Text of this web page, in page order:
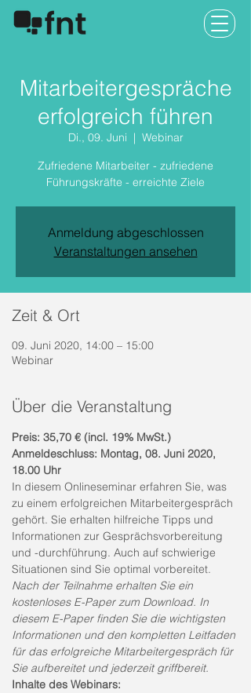
Mitarbeitergespräche
erfolgreich führen
Di., 09. Juni
  |
Webinar
Zufriedene Mitarbeiter - zufriedene
Führungskräfte - erreichte Ziele
Anmeldung abgeschlossen
Veranstaltungen ansehen
Zeit & Ort
09. Juni 2020, 14:00 – 15:00
Webinar
Über die Veranstaltung
Preis: 35,70 € (incl. 19% MwSt.)
Anmeldeschluss: Montag, 08. Juni 2020,
18.00 Uhr
In diesem Onlineseminar erfahren Sie, was
zu einem erfolgreichen Mitarbeitergespräch
gehört. Sie erhalten hilfreiche Tipps und
Informationen zur Gesprächsvorbereitung
und -durchführung. Auch auf schwierige
Situationen sind Sie optimal vorbereitet.
Nach der Teilnahme erhalten Sie ein
kostenloses E-Paper zum Download. In
diesem E-Paper finden Sie die wichtigsten
Informationen und den kompletten Leitfaden
für das erfolgreiche Mitarbeitergespräch für
Sie aufbereitet und jederzeit griffbereit.
Inhalte des Webinars: